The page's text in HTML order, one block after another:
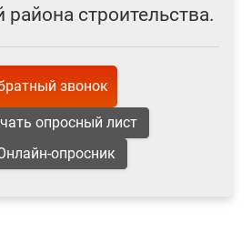
района строительства.
звонок
опросный лист
опросник